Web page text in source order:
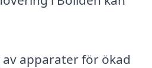
apparater för ökad